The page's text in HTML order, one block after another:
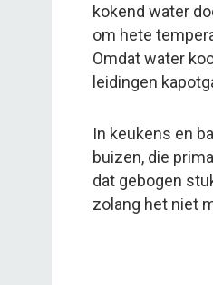
kokend water
om hete
Omdat water
leidingen
In keukens en
buizen, die
dat gebogen
zolang het niet